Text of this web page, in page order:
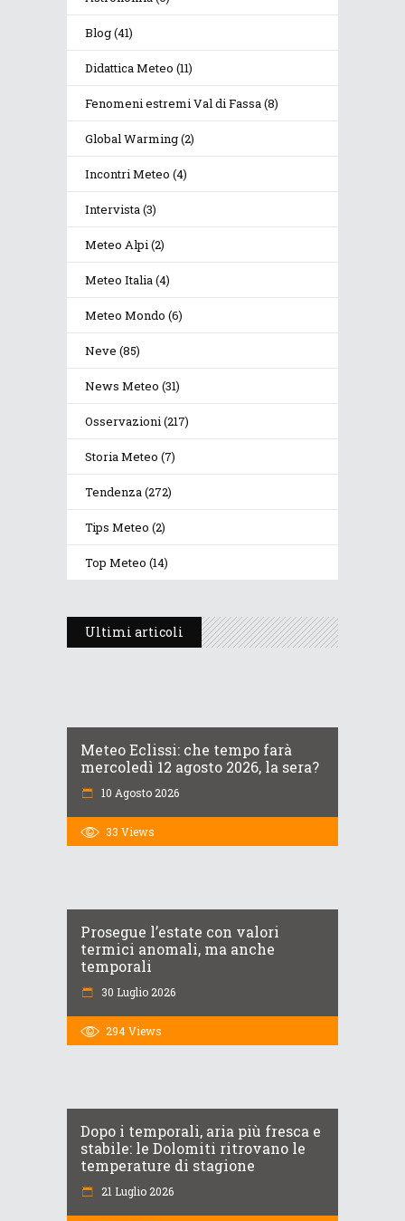
Blog(41)
Didattica Meteo (11)
Fenomeni estremi Val di Fassa(8)
Global Warming(2)
Incontri Meteo (4)
Intervista(3)
Meteo Alpi(2)
Meteo Italia(4)
Meteo Mondo (6)
Neve (85)
News Meteo (31)
Osservazioni(217)
Storia Meteo (7)
Tendenza(272)
Tips Meteo (2)
Top Meteo (14)
Ultimi articoli
Meteo Eclissi: che tempo farà
mercoledì 12 agosto 2026, la sera?
10 Agosto 2026
33 Views
Prosegue l’estate con valori
termici anomali, ma anche
temporali
30 Luglio 2026
294Views
Dopo i temporali, aria più fresca e
stabile: le Dolomiti ritrovano le
temperature di stagione
21 Luglio 2026